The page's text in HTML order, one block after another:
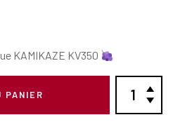
KAMIKAZE KV350
PANIER